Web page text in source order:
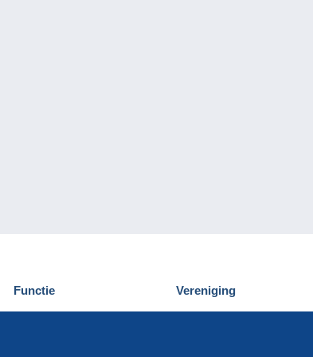
Functie
Nieuwigheden
Vereniging
Wie zijn wij